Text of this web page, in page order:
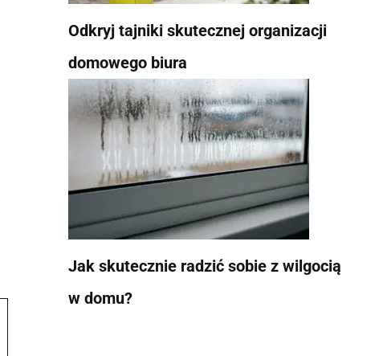
Odkryj tajniki skutecznej organizacji
domowego biura
Jak skutecznie radzić sobie z wilgocią
w domu?